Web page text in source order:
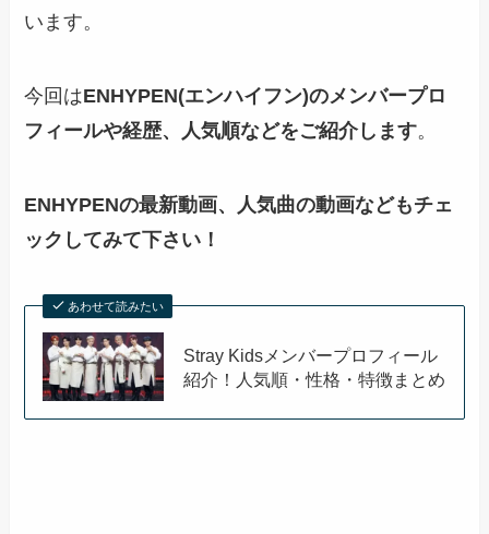
います。
今回はENHYPEN(エンハイフン)のメンバープロ
フィールや経歴、人気順などをご紹介します。
ENHYPENの最新動画、人気曲の動画などもチェ
ックしてみて下さい！
あわせて読みたい
Stray Kidsメンバープロフィール
紹介！人気順・性格・特徴まとめ